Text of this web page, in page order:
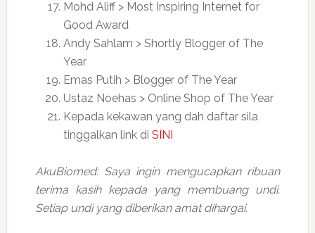
Mohd Aliff > Most Inspiring Internet for
Good Award
Andy Sahlam > Shortly Blogger of The
Year
Emas Putih > Blogger of The Year
Ustaz Noehas > Online Shop of The Year
Kepada kekawan yang dah daftar sila
tinggalkan link di SINI
AkuBiomed: Saya ingin mengucapkan ribuan
terima kasih kepada yang membuang undi.
Setiap undi yang diberikan amat dihargai.